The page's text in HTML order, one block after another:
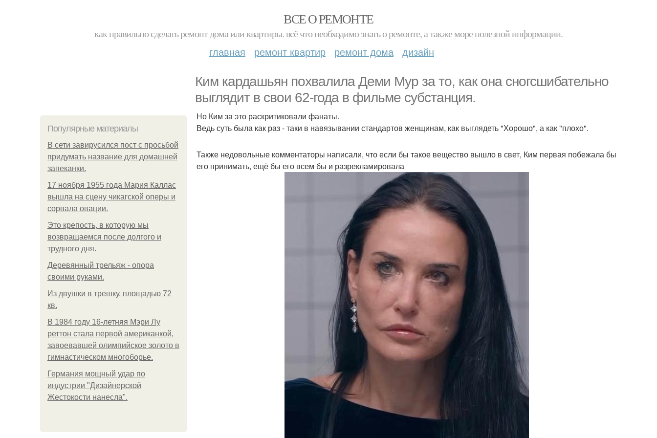
ВСЕ О РЕМОНТЕ
как правильно сделать ремонт дома или квартиры. всё что необходимо знать о ремонте, а также море полезной информации.
главная ремонт квартир ремонт дома дизайн
Ким кардашьян похвалила Деми Мур за то, как она сногсшибательно
выглядит в свои 62-года в фильме субстанция.
Популярные материалы
В сети завирусился пост с просьбой
придумать название для домашней
запеканки.
17 ноября 1955 года Мария Каллас
вышла на сцену чикагской оперы и
сорвала овации.
Это крепость, в которую мы
возвращаемся после долгого и
трудного дня.
Деревянный трельяж - опора
своими руками.
Из двушки в трешку, площадью 72
кв.
В 1984 году 16-летняя Мэри Лу
реттон стала первой американкой,
завоевавшей олимпийское золото в
гимнастическом многоборье.
Германия мощный удар по
индустрии "Дизайнерской
Жестокости нанесла".
Но Ким за это раскритиковали фанаты.
Ведь суть была как раз - таки в навязывании стандартов женщинам, как выглядеть "Хорошо", а как "плохо".
Также недовольные комментаторы написали, что если бы такое вещество вышло в свет, Ким первая побежала бы
его принимать, ещё бы его всем бы и разрекламировала